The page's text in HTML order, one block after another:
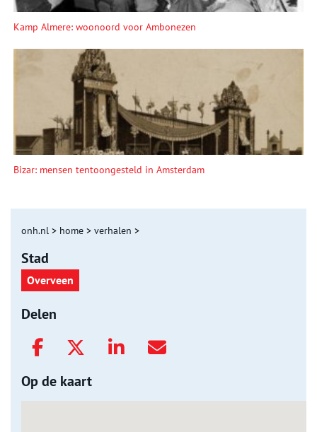
Kamp Almere: woonoord voor Ambonezen
Bizar: mensen tentoongesteld in Amsterdam
onh.nl > home > verhalen >
Stad
Overveen
Delen
Op de kaart